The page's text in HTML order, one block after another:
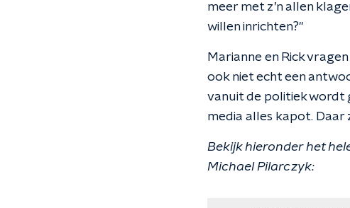
meer met z’n allen
willen inrichten?"
Marianne en Rick
ook niet echt een
vanuit de politiek wordt
media alles kapot. Daar
Bekijk hieronder het
Michael Pilarczyk: